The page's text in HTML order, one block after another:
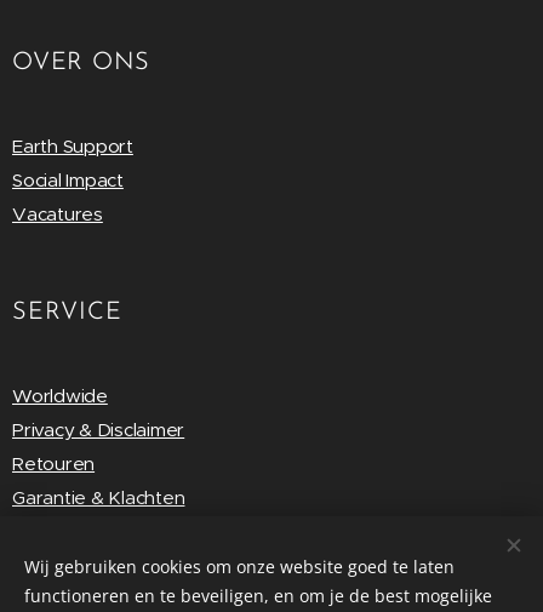
OVER ONS
Earth Support
Social Impact
Vacatures
SERVICE
Worldwide
Privacy & Disclaimer
Retouren
Garantie & Klachten
Wij gebruiken cookies om onze website goed te laten
functioneren en te beveiligen, en om je de best mogelijke